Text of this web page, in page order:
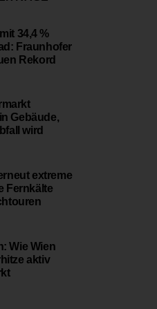
34,4 %
Fraunhofer
Rekord
Gebäude,
wird
extreme
Fernkälte
Wie Wien
aktiv